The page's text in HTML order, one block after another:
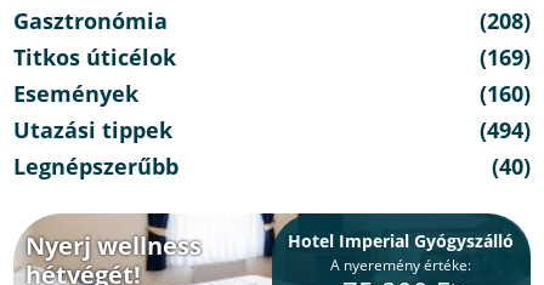
Gasztronómia
(208)
Titkos úticélok
(169)
Események
(160)
Utazási tippek
(494)
Legnépszerűbb
(40)
Nyerj wellness
hétvégét!
Hotel Imperial Gyógyszálló
A nyeremény értéke: